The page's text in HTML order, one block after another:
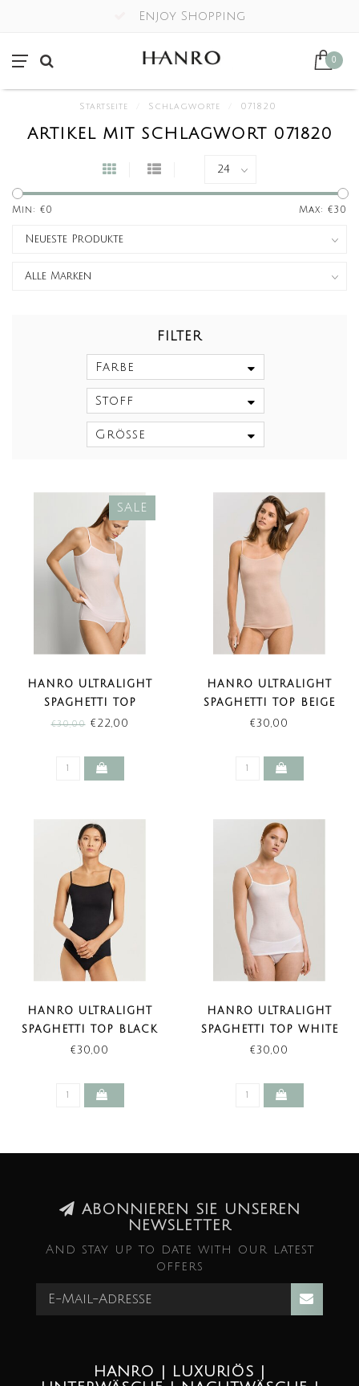
Enjoy Shopping
0
Startseite Schlagworte 071820
ARTIKEL MIT SCHLAGWORT 071820
Min: €0 Max: €30
FILTER
Farbe
Stoff
Größe
SALE
HANRO ULTRALIGHT
SPAGHETTI TOP
HONEYDEW (SALE)
€30,00€22,00
HANRO ULTRALIGHT
SPAGHETTI TOP BEIGE
€30,00
HANRO ULTRALIGHT
SPAGHETTI TOP BLACK
€30,00
HANRO ULTRALIGHT
SPAGHETTI TOP WHITE
€30,00
ABONNIEREN SIE UNSEREN
NEWSLETTER
And stay up to date with our latest
offers
HANRO | LUXURIÖS |